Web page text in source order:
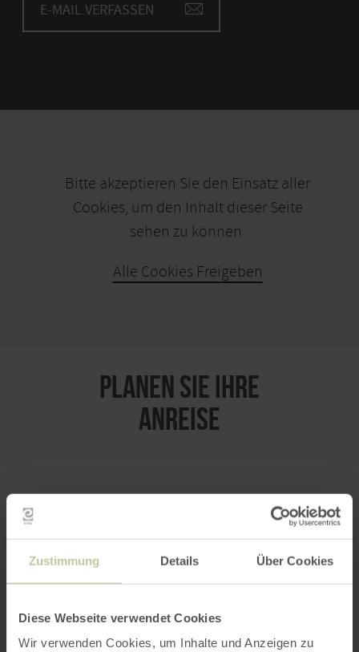
Zustimmung Details Über Cookies
Diese Webseite verwendet Cookies
Wir verwenden Cookies, um Inhalte und Anzeigen zu
E-MAIL VERFASSEN
Bitte akzeptieren Sie den Einsatz aller
Cookies, um den Inhalt dieser Seite
sehen zu können.
Alle Cookies Freigeben
PLANEN SIE IHRE
ANREISE
Anfahrt von: